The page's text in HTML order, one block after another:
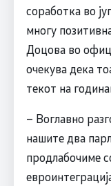
соработка во
многу
Доцова во
очекува дека
текот на
– Воглавно
нашите два
продлабочиме